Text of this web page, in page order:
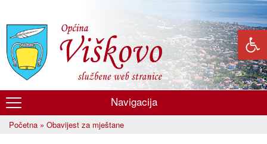
glavni
sadržaj
Općina
Viškovo
Navigacija
Početna » Obavijest za mještane